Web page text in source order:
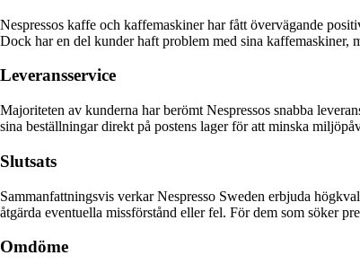
Nespressos kaffe och kaffemaskiner har fått övervägande
Dock har en del kunder haft problem med sina kaffemaskiner,
Leveransservice
Majoriteten av kunderna har berömt Nespressos snabba
sina beställningar direkt på postens lager för att minska
Slutsats
Sammanfattningsvis verkar Nespresso Sweden erbjuda
åtgärda eventuella missförstånd eller fel. För dem som söker
Omdöme